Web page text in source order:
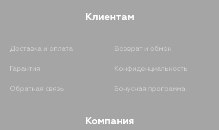
Клиентам
Доставка и оплата Возврат и обмен
Гарантия Конфиденциальность
Обратная связь Бонусная программа
Компания